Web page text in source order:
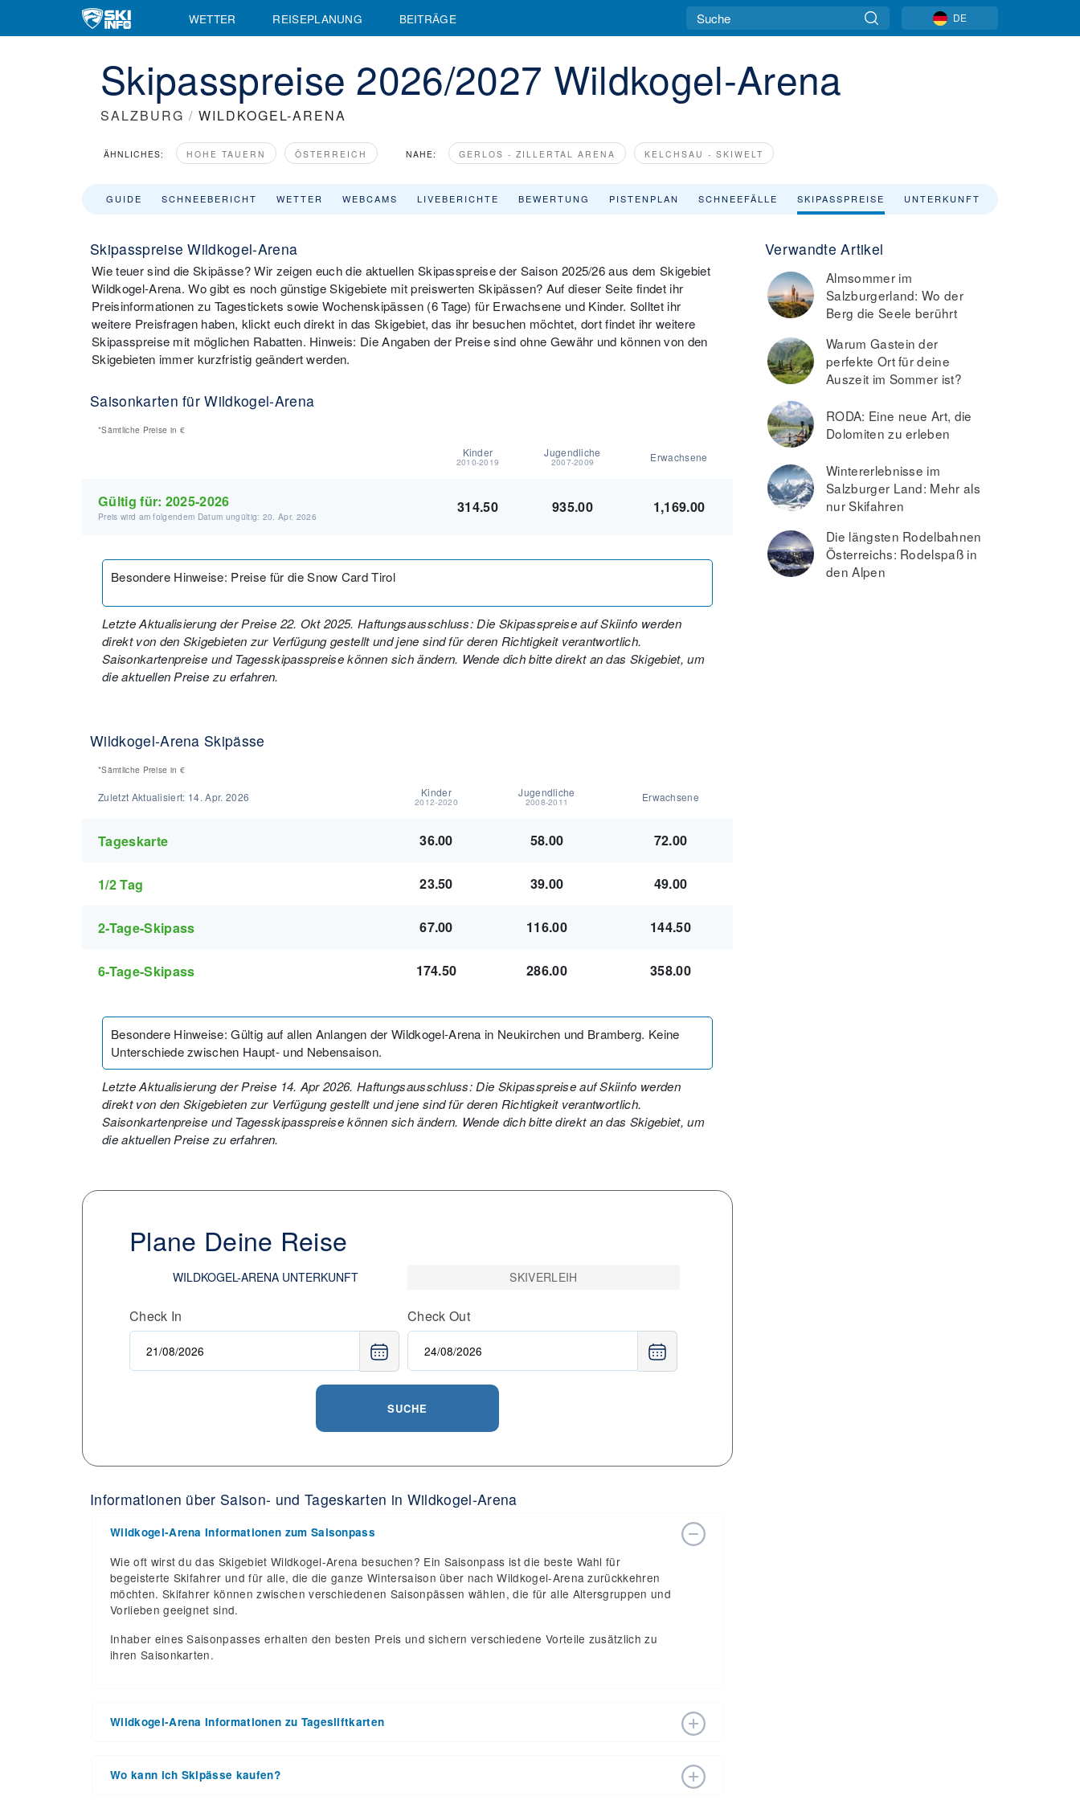
WETTER REISEPLANUNG BEITRÄGE DE
Skipasspreise 2026/2027 Wildkogel-Arena
SALZBURG / WILDKOGEL-ARENA
ÄHNLICHES: HOHE TAUERN ÖSTERREICH NAHE: GERLOS - ZILLERTAL ARENA KELCHSAU - SKIWELT
GUIDE SCHNEEBERICHT WETTER WEBCAMS LIVEBERICHTE BEWERTUNG PISTENPLAN SCHNEEFÄLLE SKIPASSPREISE UNTERKUNFT
Skipasspreise Wildkogel-Arena
Wie teuer sind die Skipässe? Wir zeigen euch die aktuellen Skipasspreise der Saison 2025/26 aus dem Skigebiet
Wildkogel-Arena. Wo gibt es noch günstige Skigebiete mit preiswerten Skipässen? Auf dieser Seite findet ihr
Preisinformationen zu Tagestickets sowie Wochenskipässen (6 Tage) für Erwachsene und Kinder. Solltet ihr
weitere Preisfragen haben, klickt euch direkt in das Skigebiet, das ihr besuchen möchtet, dort findet ihr weitere
Skipasspreise mit möglichen Rabatten. Hinweis: Die Angaben der Preise sind ohne Gewähr und können von den
Skigebieten immer kurzfristig geändert werden.
Saisonkarten für Wildkogel-Arena
*Sämtliche Preise in €
Kinder
2010-2019
Jugendliche
2007-2009 Erwachsene
Gültig für: 2025-2026
Preis wird am folgendem Datum ungültig: 20. Apr. 2026
314.50 935.00 1,169.00
Besondere Hinweise: Preise für die Snow Card Tirol
Letzte Aktualisierung der Preise 22. Okt 2025. Haftungsausschluss: Die Skipasspreise auf Skiinfo werden
direkt von den Skigebieten zur Verfügung gestellt und jene sind für deren Richtigkeit verantwortlich.
Saisonkartenpreise und Tagesskipasspreise können sich ändern. Wende dich bitte direkt an das Skigebiet, um
die aktuellen Preise zu erfahren.
Wildkogel-Arena Skipässe
*Sämtliche Preise in €
Zuletzt Aktualisiert: 14. Apr. 2026 Kinder
2012-2020
Jugendliche
2008-2011 Erwachsene
Tageskarte 36.00 58.00 72.00
1/2 Tag 23.50 39.00 49.00
2-Tage-Skipass 67.00 116.00 144.50
6-Tage-Skipass 174.50 286.00 358.00
Besondere Hinweise:Gültig auf allen Anlangen der Wildkogel-Arena in Neukirchen und Bramberg. Keine
Unterschiede zwischen Haupt- und Nebensaison.
Letzte Aktualisierung der Preise 14. Apr 2026. Haftungsausschluss: Die Skipasspreise auf Skiinfo werden
direkt von den Skigebieten zur Verfügung gestellt und jene sind für deren Richtigkeit verantwortlich.
Saisonkartenpreise und Tagesskipasspreise können sich ändern. Wende dich bitte direkt an das Skigebiet, um
die aktuellen Preise zu erfahren.
Plane Deine Reise
WILDKOGEL-ARENA UNTERKUNFT SKIVERLEIH
Check In Check Out
SUCHE
Informationen über Saison- und Tageskarten in Wildkogel-Arena
Wildkogel-Arena Informationen zum Saisonpass
Wie oft wirst du das Skigebiet Wildkogel-Arena besuchen? Ein Saisonpass ist die beste Wahl für
begeisterte Skifahrer und für alle, die die ganze Wintersaison über nach Wildkogel-Arena zurückkehren
möchten. Skifahrer können zwischen verschiedenen Saisonpässen wählen, die für alle Altersgruppen und
Vorlieben geeignet sind.
Inhaber eines Saisonpasses erhalten den besten Preis und sichern verschiedene Vorteile zusätzlich zu
ihren Saisonkarten.
Wildkogel-Arena Informationen zu Tagesliftkarten
2026 und Schließungsdatum 11. Apr 2027 bekannt gegeben. Mit den 35 Abfahrten und 20 Liften ist es
eine großartige Gelegenheit, diese Skisaison zu genießen.
Wo kann ich Skipässe kaufen?
Verwandte Artikel
Almsommer im
Salzburgerland: Wo der
Berg die Seele berührt
Warum Gastein der
perfekte Ort für deine
Auszeit im Sommer ist?
RODA: Eine neue Art, die
Dolomiten zu erleben
Wintererlebnisse im
Salzburger Land: Mehr als
nur Skifahren
Die längsten Rodelbahnen
Österreichs: Rodelspaß in
den Alpen